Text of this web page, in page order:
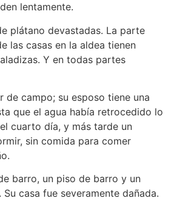
lentamente.
plátano devastadas. La parte
las casas en la aldea tienen
Y en todas partes
de campo; su esposo tiene una
que el agua había retrocedido lo
cuarto día, y más tarde un
sin comida para comer
barro, un piso de barro y un
casa fue severamente dañada.